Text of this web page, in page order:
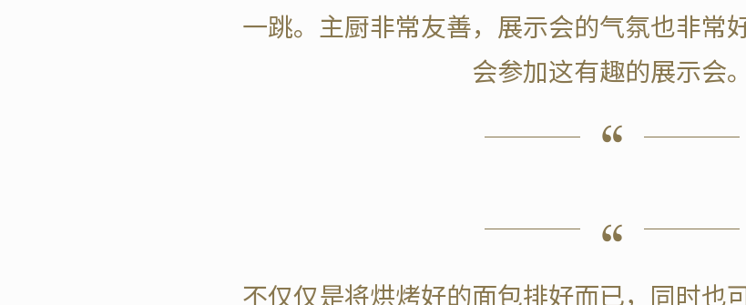
一跳。主厨非常友善，展示会的气氛也非常
会参加这有趣的展示会。
不仅仅是将烘烤好的面包排好而已，同时也